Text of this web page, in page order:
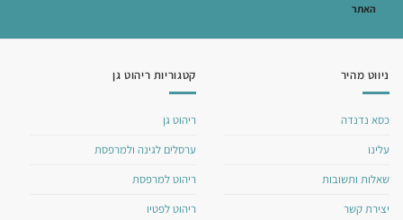
האתר
ניווט מהיר
כסא נדנדה
עלינו
שאלות ותשובות
יצירת קשר
קטגוריות ריהוט גן
ריהוט גן
ערסלים לגינה ולמרפסת
ריהוט למרפסת
ריהוט לפטיו